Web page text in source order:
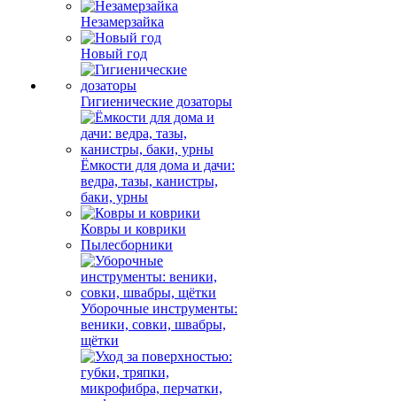
Незамерзайка
Новый год
Гигиенические дозаторы
Ёмкости для дома и дачи:
ведра, тазы, канистры,
баки, урны
Ковры и коврики
Пылесборники
Уборочные инструменты:
веники, совки, швабры,
щётки